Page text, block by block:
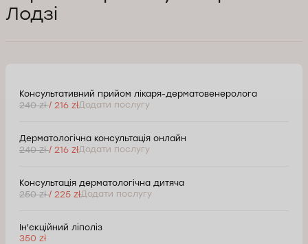
Лодзі
Консультативний прийом лікаря-дерматовенеролога
240 zł/ 216 złДодати послугу
Дерматологічна консультація онлайн
240 zł/ 216 złДодати послугу
Консультація дерматологічна дитяча
250 zł/ 225 złДодати послугу
Ін'єкційний ліполіз
350 zł